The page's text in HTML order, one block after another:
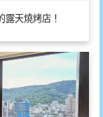
露天燒烤店！